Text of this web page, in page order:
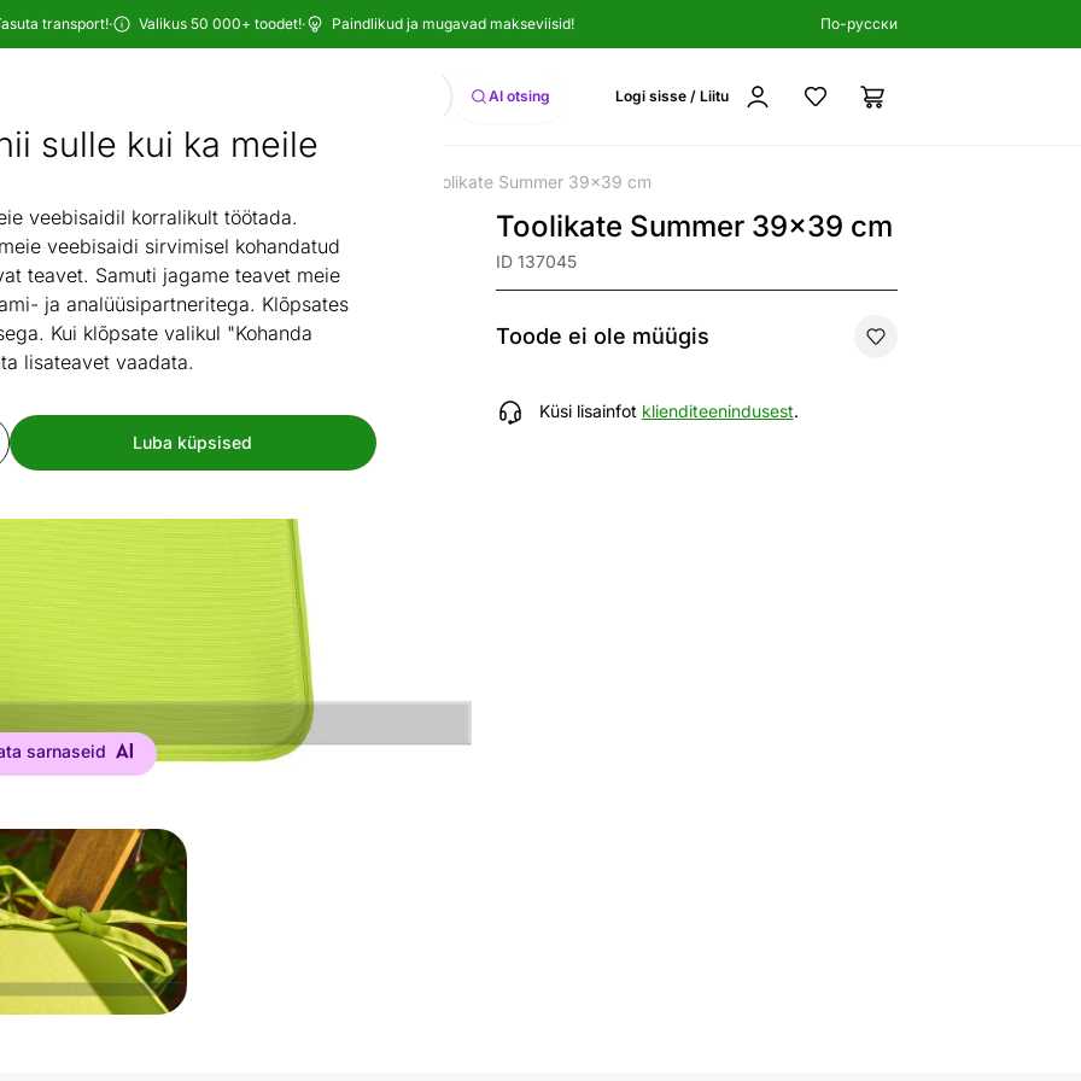
sulle kui ka meile
veebisaidil korralikult töötada.
veebisaidi sirvimisel kohandatud
teavet. Samuti jagame teavet meie
ja analüüsipartneritega. Klõpsates
Kui klõpsate valikul "Kohanda
lisateavet vaadata.
Luba küpsised
transport!· Valikus 50 000+ toodet!· Paindlikud ja mugavad makseviisid! По-русски
Otsi AI otsing Logi sisse / Liitu
Toolikate Summer 39x39 cm
sarnaseid
Toolikate Summer 39x39 cm
ID 137045
Toode ei ole müügis
Küsi lisainfot klienditeenindusest.